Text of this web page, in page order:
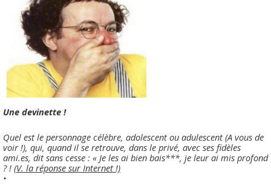
Une devinette !
Quel est le personnage célèbre, adolescent ou adulescent (A vous de
voir !), qui, quand il se retrouve, dans le privé, avec ses fidèles
ami.es, dit sans cesse : « Je les ai bien bais***, je leur ai mis profond
? ! (V. la réponse sur Internet !)
•